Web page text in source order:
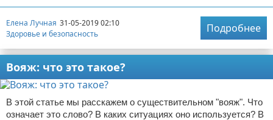
Елена Лучная 31-05-2019 02:10
Здоровье и безопасность
Подробнее
Вояж: что это такое?
В этой статье мы расскажем о существительном "вояж". Что
означает это слово? В каких ситуациях оно используется? В